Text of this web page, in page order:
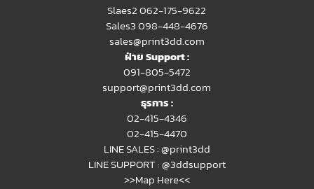
Slaes2062-175-9622
Sales3 098-448-4676
sales@print3dd.com
ฝ่าย Support :
091-805-5472
support@print3dd.com
ธุรการ :
02-415-4346
02-415-4470
LINE SALES :@print3dd
LINE SUPPORT :@3ddsupport
>>Map Here<<